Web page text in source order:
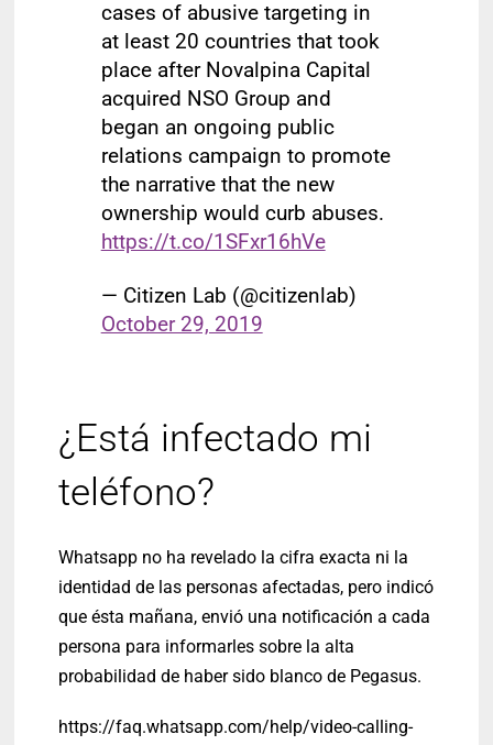
cases of abusive targeting in
at least 20 countries that took
place after Novalpina Capital
acquired NSO Group and
began an ongoing public
relations campaign to promote
the narrative that the new
ownership would curb abuses.
https://t.co/1SFxr16hVe
— Citizen Lab (@citizenlab)
October 29, 2019
¿Está infectado mi
teléfono?
Whatsapp no ha revelado la cifra exacta ni la
identidad de las personas afectadas, pero indicó
que ésta mañana, envió una notificación a cada
persona para informarles sobre la alta
probabilidad de haber sido blanco de Pegasus.
https://faq.whatsapp.com/help/video-calling-